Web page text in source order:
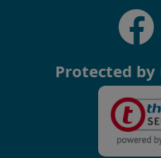
Protected by